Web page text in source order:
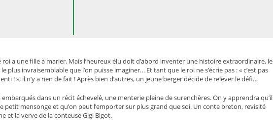
roi a une fille à marier. Mais l’heureux élu doit d’abord inventer une histoire extraordinaire, le
plus invraisemblable que l’on puisse imaginer… Et tant que le roi ne s’écrie pas : « c’est pas
! », il n’y a rien de fait ! Après bien d’autres, un jeune berger décide de relever le défi…
dans un récit échevelé, une menterie pleine de surenchères. On y apprendra qu’il
petit mensonge et qu’on peut l’emporter sur plus grand que soi. Un conte breton, revisité
et la verve de la conteuse Gigi Bigot.